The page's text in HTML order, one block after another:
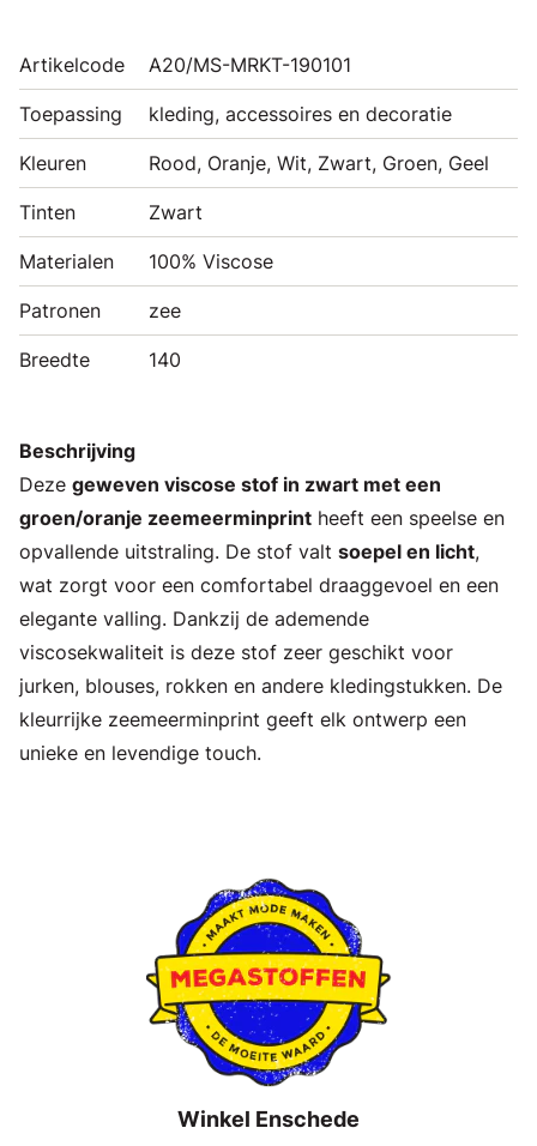
Artikelcode A20/MS-MRKT-190101
Toepassing kleding, accessoires en decoratie
Kleuren Rood, Oranje, Wit, Zwart, Groen, Geel
Tinten Zwart
Materialen 100% Viscose
Patronen zee
Breedte 140
Beschrijving
Deze geweven viscose stof in zwart met een
groen/oranje zeemeerminprint heeft een speelse en
opvallende uitstraling. De stof valt soepel en licht,
wat zorgt voor een comfortabel draaggevoel en een
elegante valling. Dankzij de ademende
viscosekwaliteit is deze stof zeer geschikt voor
jurken, blouses, rokken en andere kledingstukken. De
kleurrijke zeemeerminprint geeft elk ontwerp een
unieke en levendige touch.
Winkel Enschede